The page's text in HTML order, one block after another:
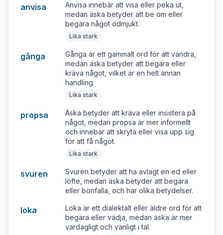
anvisa
Anvisa innebär att visa eller peka ut,
medan äska betyder att be om eller
begära något ödmjukt.
Lika stark
gånga
Gånga är ett gammalt ord för att vandra,
medan äska betyder att begära eller
kräva något, vilket är en helt annan
handling.
Lika stark
propsa
Äska betyder att kräva eller insistera på
något, medan propsa är mer informellt
och innebär att skryta eller visa upp sig
för att få något.
Lika stark
svuren
Svuren betyder att ha avlagt en ed eller
löfte, medan äska betyder att begära
eller bönfalla, och har olika betydelser.
loka
Loka är ett dialektalt eller äldre ord för att
begära eller vädja, medan äska är mer
vardagligt och vanligt i tal.